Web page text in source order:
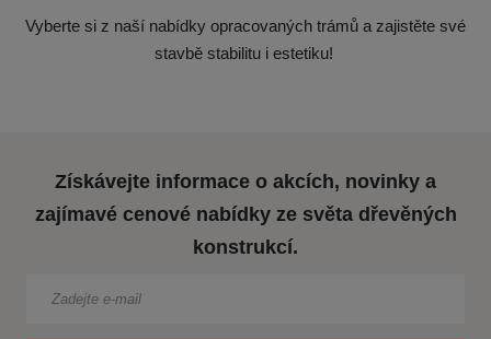
Vyberte si z naší nabídky opracovaných trámů a zajistěte své
stavbě stabilitu i estetiku!
Získávejte informace o akcích, novinky a
zajímavé cenové nabídky ze světa dřevěných
konstrukcí.